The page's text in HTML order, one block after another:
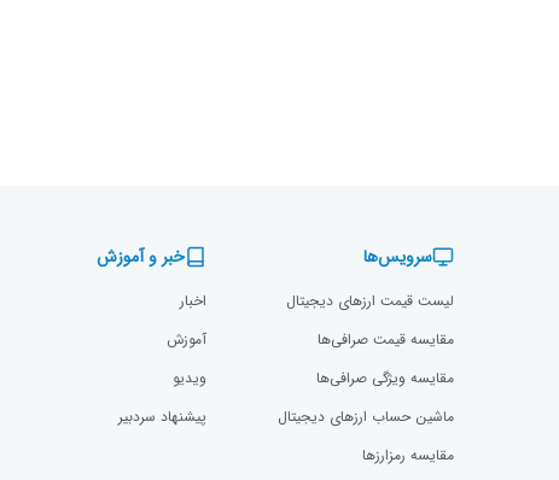
سرویس‌ها
لیست قیمت ارزهای دیجیتال
مقایسه قیمت صرافی‌ها
مقایسه ویژگی صرافی‌ها
ماشین حساب ارزهای دیجیتال
مقایسه رمزارز‌ها
خبر و آموزش
اخبار
آموزش
ویدیو
پیشنهاد سردبیر